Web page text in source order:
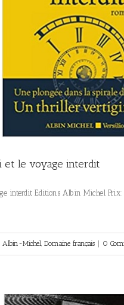
et le voyage interdit
interdit Editions Albin Michel
Albin-Michel, Domaine français 0